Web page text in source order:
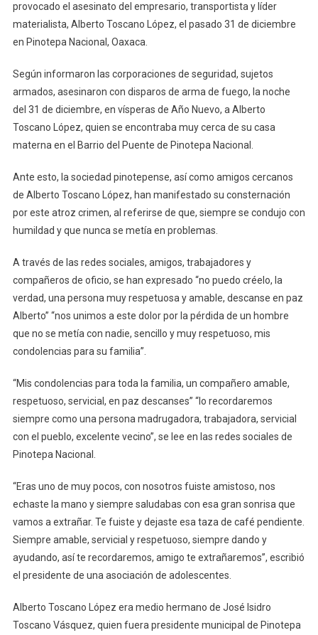
De
Pinotepa
provocado el asesinato del empresario, transportista y líder
materialista, Alberto Toscano López, el pasado 31 de diciembre
en Pinotepa Nacional, Oaxaca.
Según informaron las corporaciones de seguridad, sujetos
armados, asesinaron con disparos de arma de fuego, la noche
del 31 de diciembre, en vísperas de Año Nuevo, a Alberto
Toscano López, quien se encontraba muy cerca de su casa
materna en el Barrio del Puente de Pinotepa Nacional.
Ante esto, la sociedad pinotepense, así como amigos cercanos
de Alberto Toscano López, han manifestado su consternación
por este atroz crimen, al referirse de que, siempre se condujo con
humildad y que nunca se metía en problemas.
A través de las redes sociales, amigos, trabajadores y
compañeros de oficio, se han expresado “no puedo créelo, la
verdad, una persona muy respetuosa y amable, descanse en paz
Alberto” “nos unimos a este dolor por la pérdida de un hombre
que no se metía con nadie, sencillo y muy respetuoso, mis
condolencias para su familia”.
“Mis condolencias para toda la familia, un compañero amable,
respetuoso, servicial, en paz descanses” “lo recordaremos
siempre como una persona madrugadora, trabajadora, servicial
con el pueblo, excelente vecino”, se lee en las redes sociales de
Pinotepa Nacional.
“Eras uno de muy pocos, con nosotros fuiste amistoso, nos
echaste la mano y siempre saludabas con esa gran sonrisa que
vamos a extrañar. Te fuiste y dejaste esa taza de café pendiente.
Siempre amable, servicial y respetuoso, siempre dando y
ayudando, así te recordaremos, amigo te extrañaremos”, escribió
el presidente de una asociación de adolescentes.
Alberto Toscano López era medio hermano de José Isidro
Toscano Vásquez, quien fuera presidente municipal de Pinotepa